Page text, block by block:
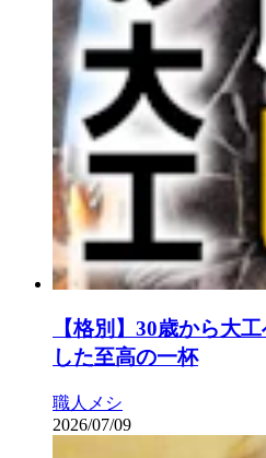
【格別】30歳から大
した至高の一杯
職人メシ
2026/07/09